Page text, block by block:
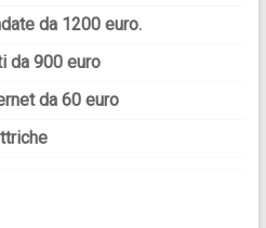
da 1200 euro.
da 900 euro
da 60 euro